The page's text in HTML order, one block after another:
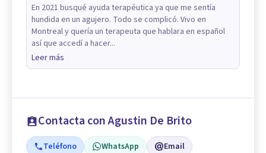
En 2021 busqué ayuda terapéutica ya que me sentía
hundida en un agujero. Todo se complicó. Vivo en
Montreal y quería un terapeuta que hablara en español
así que accedí a hacer...
Leer más
Contacta con Agustin De Brito
Teléfono WhatsApp Email